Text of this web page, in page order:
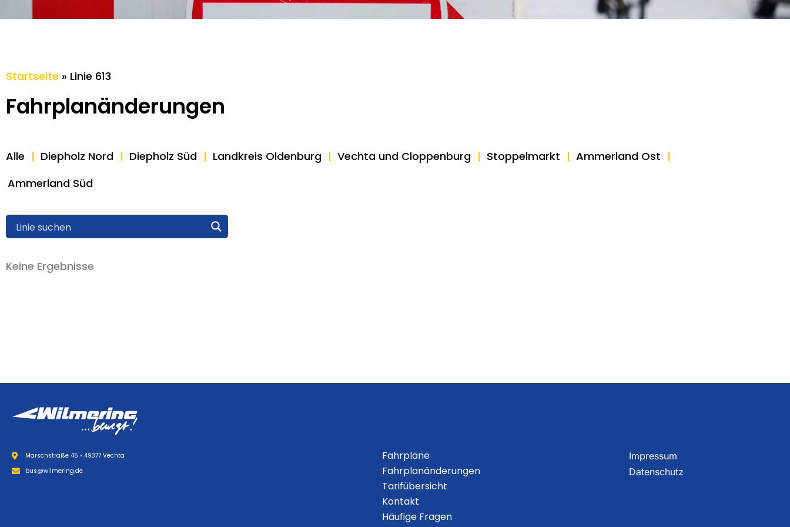
Startseite » Linie 613
Fahrplan­änderungen
Alle Diepholz Nord Diepholz Süd Landkreis Oldenburg Vechta und Cloppenburg Stoppelmarkt
Ammerland Ost
Ammerland Süd
Keine Ergebnisse
Marschstraße 45 • 49377 Vechta
bus@wilmering.de
Fahrpläne
Fahrplanänderungen
Tarifübersicht
Kontakt
Häufige Fragen
Impressum
Datenschutz